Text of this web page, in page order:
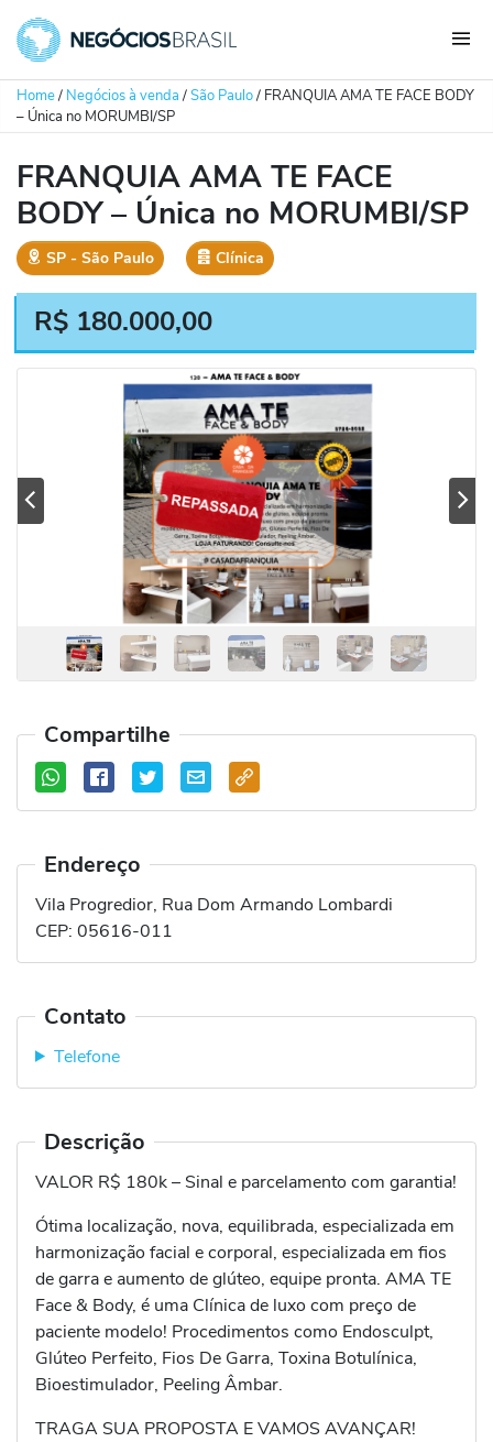
Home/ Negócios à venda/São Paulo/ FRANQUIA AMA TE FACE BODY
– Única no MORUMBI/SP
FRANQUIA AMA TE FACE
BODY – Única no MORUMBI/SP
SP ‐ São Paulo Clínica
R$ 180.000,00
Compartilhe
Endereço
Vila Progredior, Rua Dom Armando Lombardi
CEP: 05616-011
Contato
Telefone
Descrição
VALOR R$ 180k – Sinal e parcelamento com garantia!
Ótima localização, nova, equilibrada, especializada em
harmonização facial e corporal, especializada em fios
de garra e aumento de glúteo, equipe pronta. AMA TE
Face & Body, é uma Clínica de luxo com preço de
paciente modelo! Procedimentos como Endosculpt,
Glúteo Perfeito, Fios De Garra, Toxina Botulínica,
Bioestimulador, Peeling Âmbar.
TRAGA SUA PROPOSTA E VAMOS AVANÇAR!